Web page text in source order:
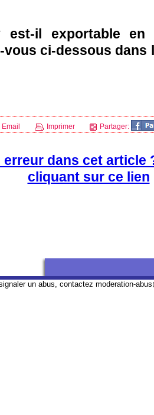
est-il exportable
vous ci-dessous dans
Email Imprimer Partager:
erreur dans cet article
cliquant sur ce lien
un abus, contactez moderation-